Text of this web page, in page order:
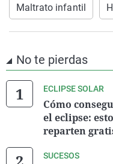
Maltrato infantil
No te pierdas
ECLIPSE SOLAR
Cómo
el eclipse:
reparten
SUCESOS